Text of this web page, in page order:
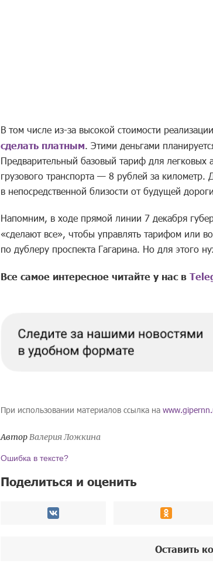
В том числе из-за высокой стоимости
сделать платным. Этими деньгами
Предварительный базовый тариф для легковых
грузового транспорта — 8 рублей за
в непосредственной близости от будущей
Напомним, в ходе прямой линии 7 декабря
«сделают все», чтобы управлять тарифом или
по дублеру проспекта Гагарина. Но для этого
Все самое интересное читайте у нас в
При использовании материалов ссылка на
АвторВалерия Ложкина
Ошибка в тексте?
Поделиться и оценить
Оставить